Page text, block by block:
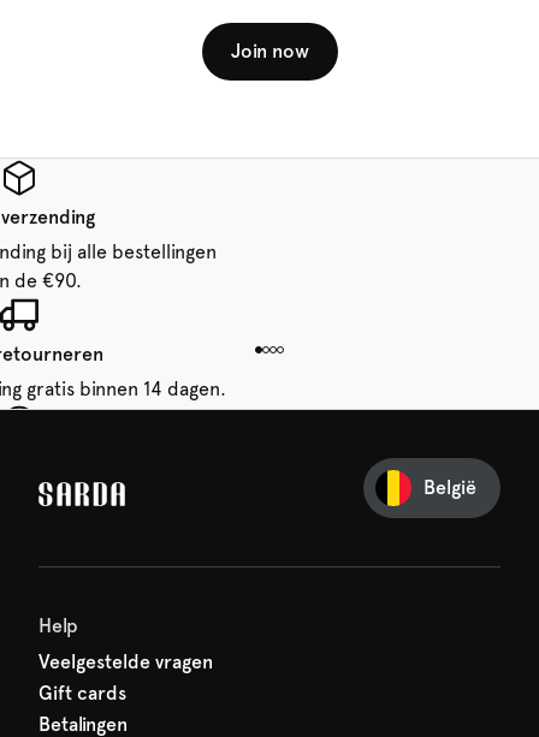
Join now
bij alle bestellingen
de €90.
gratis binnen 14 dagen.
van SARDA — je eerste
België
Help
Veelgestelde vragen
Gift cards
Betalingen